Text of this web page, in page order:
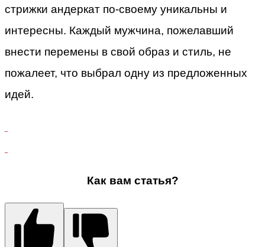
стрижки андеркат по-своему уникальны и
интересны. Каждый мужчина, пожелавший
внести перемены в свой образ и стиль, не
пожалеет, что выбрал одну из предложенных
идей.
Как вам статья?